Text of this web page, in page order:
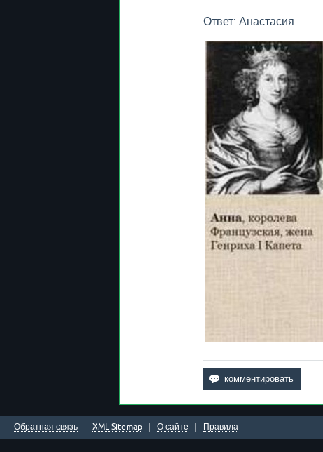
Ответ: Анастасия.
Обратная связь XML Sitemap О сайте Правила